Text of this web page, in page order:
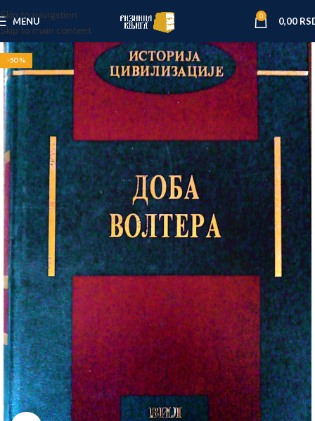
Skip to navigation
Skip to main content
MENU 0 0,00
-50%